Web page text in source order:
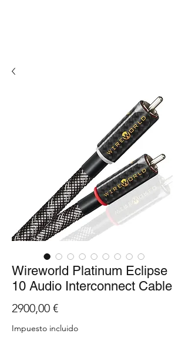
Wireworld Platinum Eclipse
10 Audio Interconnect Cable
2900,00 €Precio
Impuesto incluido